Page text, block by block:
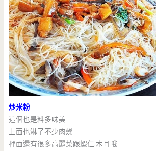
炒米粉
這個也是料多味美
上面也淋了不少肉燥
裡面還有很多高麗菜跟蝦仁.木耳哦